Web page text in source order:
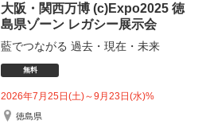
大阪・関西万博 (c)Expo2025 徳
島県ゾーン レガシー展示会
藍でつながる 過去・現在・未来
無料
2026年7月25日(土)～9月23日(水)%
徳島県